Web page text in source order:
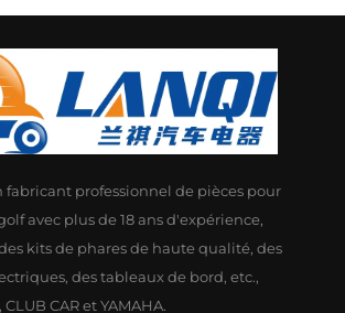
fabricant professionnel de pièces pour
avec plus de 18 ans d'expérience,
kits de phares de haute qualité, des
des tableaux de bord, etc.,
CAR et YAMAHA.